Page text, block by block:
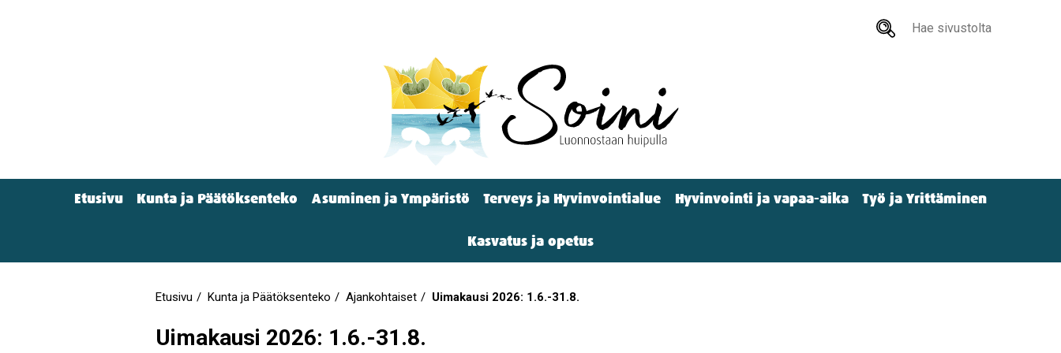
Hae
(Navigation)
Etusivu Kunta ja Päätöksenteko Asuminen ja Ympäristö Terveys ja Hyvinvointialue Hyvinvointi ja vapaa-aika Työ ja Yrittäminen
Kasvatus ja opetus
Etusivu Kunta ja Päätöksenteko Ajankohtaiset Uimakausi 2026: 1.6.-31.8.
Uimakausi 2026: 1.6.-31.8.